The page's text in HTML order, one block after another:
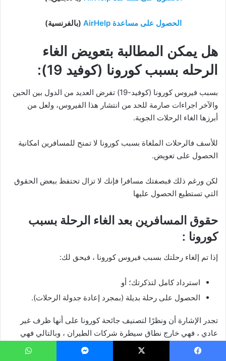
الحصول على مساعدة AirHelp (بالفرنسية)
هل يمكن المطالبة بتعويض الغاء
الرحله بسبب كورونا (كوفيد 19):
بسبب فيروس كورونا (كوفيد-19) تفرض العديد من الدول بين الحين
والآخر اجراءات صارمة للحد من انتشار هذا الفيروس، ولعل من
أبرزها الغاء الرحلات الجوية.
للأسف فالرحلات الملغاة بسبب كورونا لا تمنح للمسافرين امكانية
الحصول على تعويض.
لكن ورغم ذلك فبصفتك مسافرا فإنك لا تزال تحتفظ ببعض الحقوق
التي تستطيع الحصول عليها
حقوق المسافرين بعد الغاء الرحلة بسبب
كورونا :
إذا تم إلغاء رحلتك بسبب فيروس كورونا ، فيحق لك:
استرداد كامل لتذكرتك؛ أو
الحصول على رحلة بديلة (بمجرد إعادة جدولة الرحلات).
تجدر الإشارة أن ونظرًا لتصنيف جائحة كورونا على أنها ظرف غير
عادي ، فهي خارج نطاق سيطرة شركات الطيران ، وبالتالي فهي
غير ملزمة بتقديم تعويض . يشمل ذلك الرحلات من وإلى أي مناطق